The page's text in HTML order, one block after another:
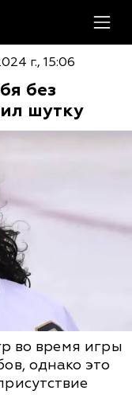
г., 15:06
без
шутку
во время игры
однако это